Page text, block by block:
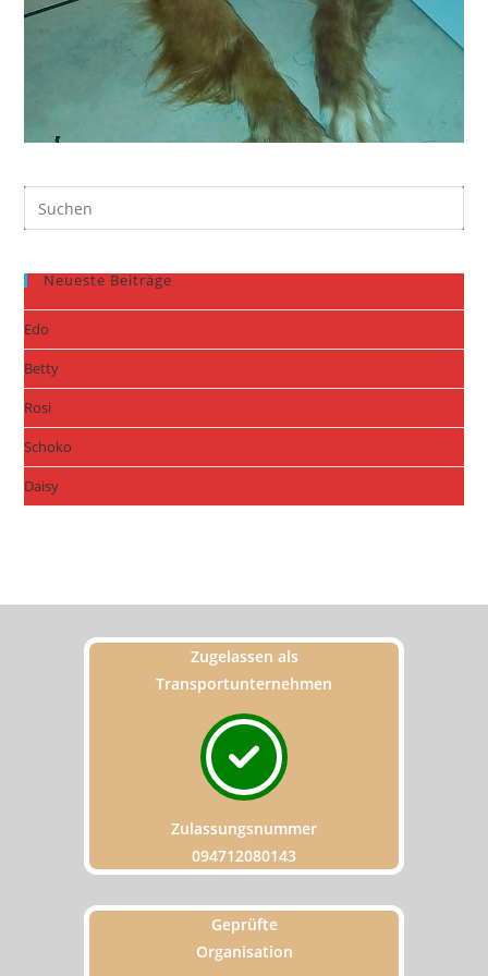
Neueste Beiträge
Edo
Betty
Rosi
Schoko
Daisy
Zugelassen als
Transportunternehmen
Zulassungsnummer
094712080143
Geprüfte
Organisation